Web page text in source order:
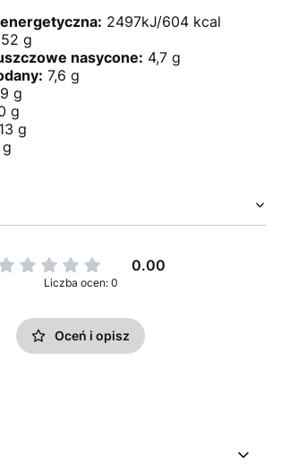
2497kJ/604 kcal
52 g
nasycone: 4,7 g
7,6 g
g
g
13 g
0.00
Liczba ocen: 0
Oceń i opisz